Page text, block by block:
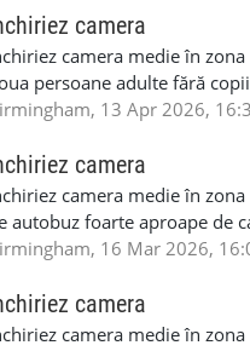
camera
camera medie în
persoane adulte fără
13 Apr 2026,
camera
camera medie în
autobuz foarte aproape de
16 Mar 2026,
camera
camera medie în